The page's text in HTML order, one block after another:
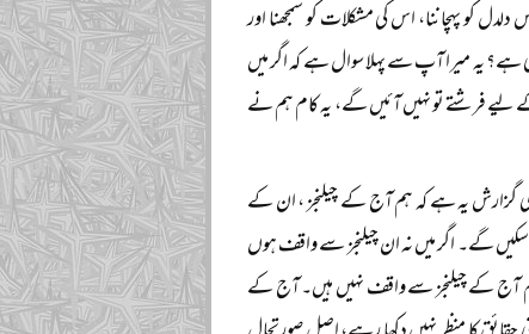
کو پہچاننا، اس کی مشکلات کو سمجھنا اور
ہے؟ یہ میرا آپ سے پہلا سوال ہے کہ اگر میں
فرشتے تو نہیں آئیں گے، یہ کام ہم نے
گزارش یہ ہے کہ ہم آج کے چیلنجز ، ان کے
گے۔ اگر میں نہ ان چیلنجز سے واقف ہوں
آج کے چیلنجز سے واقف نہیں ہیں۔ آج کے